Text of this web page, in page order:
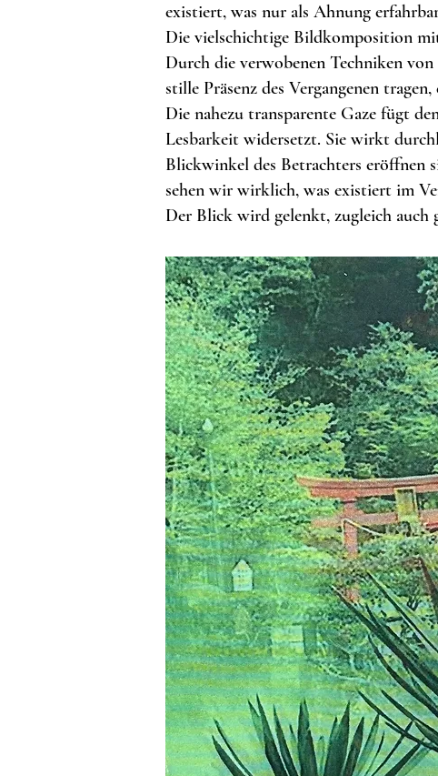
existiert, was nur als Ahnung
Die vielschichtige Bildkomposition
Durch die verwobenen Techniken
stille Präsenz des Vergangenen
Die nahezu transparente Gaze fügt
Lesbarkeit widersetzt. Sie wirkt
Blickwinkel des Betrachters eröffnen
sehen wir wirklich, was existiert im
Der Blick wird gelenkt, zugleich auch